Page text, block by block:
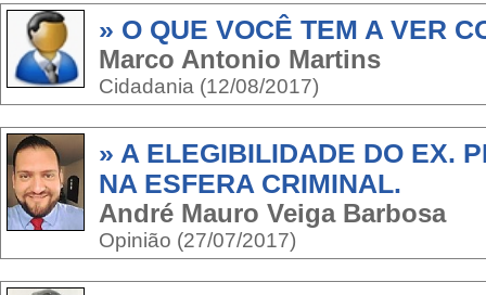
» O QUE VOCÊ TEM A VER
Marco Antonio Martins
Cidadania (12/08/2017)
» A ELEGIBILIDADE DO EX.
NA ESFERA CRIMINAL.
André Mauro Veiga Barbosa
Opinião (27/07/2017)